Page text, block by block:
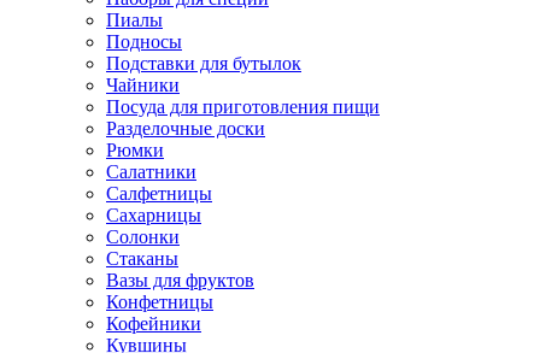
Пиалы
Подносы
Подставки для бутылок
Чайники
Посуда для приготовления пищи
Разделочные доски
Рюмки
Салатники
Салфетницы
Сахарницы
Солонки
Стаканы
Вазы для фруктов
Конфетницы
Кофейники
Кувшины